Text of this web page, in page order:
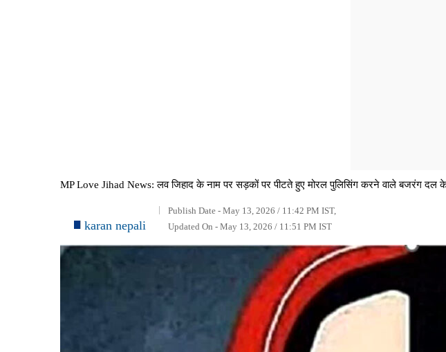
MP Love Jihad News: लव जिहाद के नाम पर सड़कों पर पीटते हुए मोरल पुलिसिंग करने वाले बजरंग दल के
karan nepali
Publish Date - May 13, 2026 / 11:42 PM IST,
Updated On - May 13, 2026 / 11:51 PM IST